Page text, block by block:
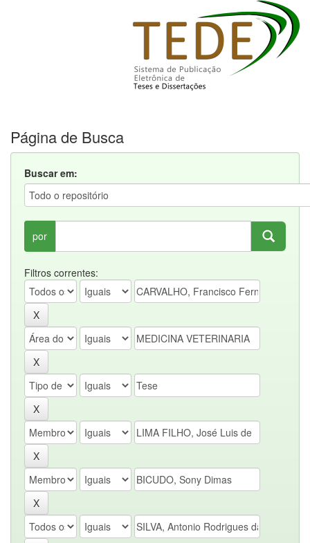
Página de Busca
Buscar em:
por
Filtros correntes: